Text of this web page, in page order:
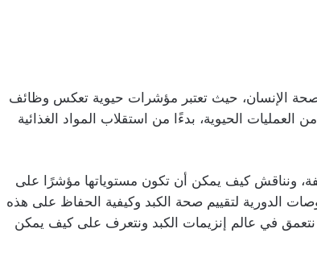
الإنسان، حيث تعتبر مؤشرات حيوية تعكس وظائف
العمليات الحيوية، بدءًا من استقلاب المواد الغذائية
ونناقش كيف يمكن أن تكون مستوياتها مؤشرًا على
الدورية لتقييم صحة الكبد وكيفية الحفاظ على هذه
في عالم إنزيمات الكبد ونتعرف على كيف يمكن